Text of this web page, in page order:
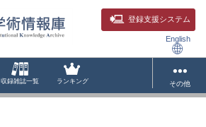
登録支援システム
English
収録雑誌一覧 ランキング その他